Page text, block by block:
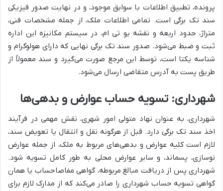
پرونده، تطبیق اطلاعات با سوابق موجود، و در نهایت صدور فیزیکی
سند تک برگی است. تمامی اطلاعات ملک، از جمله مشخصات فنی،
متراژ، حدود اربعه و نقشه یو تی ام، در سیستم مکانیزه این اداره
ثبت و ضبط می‌شود. صدور سند تک برگی نهایی که دارای هولوگرام و
شناسه یکتا است، توسط این مرجع صورت می‌گیرد و سند معمولاً از
طریق پست به آدرس متقاضی ارسال می‌شود.
شهرداری: تسویه حساب عوارض و بدهی‌ها
شهرداری، به عنوان نهاد متولی امور شهری، نقش مهمی در فرآیند
اخذ سند تک برگی دارد. قبل از هرگونه نقل و انتقال یا تعویض سند،
لازم است کلیه عوارض و بدهی‌های مربوط به ملک، از جمله عوارض
نوسازی، پسماند، و سایر عوارض محلی به طور کامل تسویه شود.
شهرداری پس از دریافت مبالغ مربوطه، گواهی مفاصاحساب یا همان
گواهی تسویه حساب شهرداری را صادر می‌کند که از مدارک لازم برای